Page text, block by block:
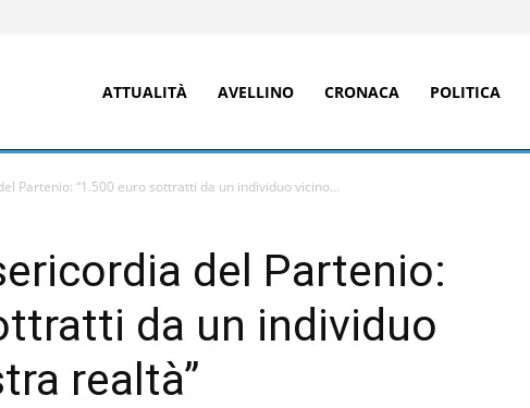
ATTUALITÀ AVELLINO CRONACA POLITICA
Partenio: “1.500 euro sottratti da un individuo vicino...
del Partenio:
da un individuo
realtà”